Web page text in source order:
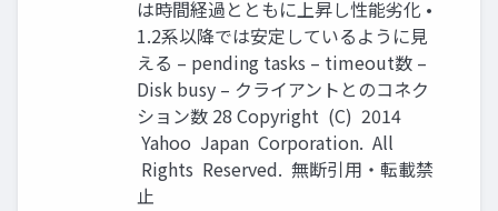
は時間経過とともに上昇し性能劣化 •
1.2系以降では安定しているように見
える – pending tasks – timeout数 –
Disk busy – クライアントとのコネク
ション数 28 Copyright (C) 2014
Yahoo Japan Corporation. All
Rights Reserved. 無断引用・転載禁
止